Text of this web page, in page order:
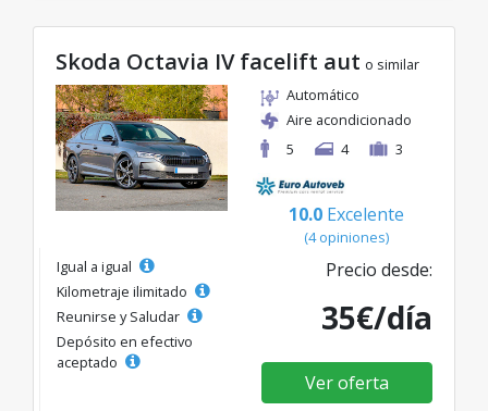
Skoda Octavia IV facelift aut o similar
Automático
Aire acondicionado
5
4 3
10.0 Excelente
(4 opiniones)
Igual a igual
Kilometraje ilimitado
Reunirse y Saludar
Depósito en efectivo
aceptado
Precio desde:
35€/día
Ver oferta